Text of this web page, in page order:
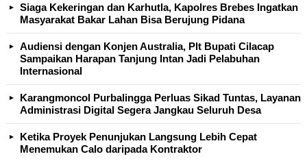
Siaga Kekeringan dan Karhutla, Kapolres Brebes Ingatkan
Masyarakat Bakar Lahan Bisa Berujung Pidana
Audiensi dengan Konjen Australia, Plt Bupati Cilacap
Sampaikan Harapan Tanjung Intan Jadi Pelabuhan
Internasional
Karangmoncol Purbalingga Perluas Sikad Tuntas, Layanan
Administrasi Digital Segera Jangkau Seluruh Desa
Ketika Proyek Penunjukan Langsung Lebih Cepat
Menemukan Calo daripada Kontraktor